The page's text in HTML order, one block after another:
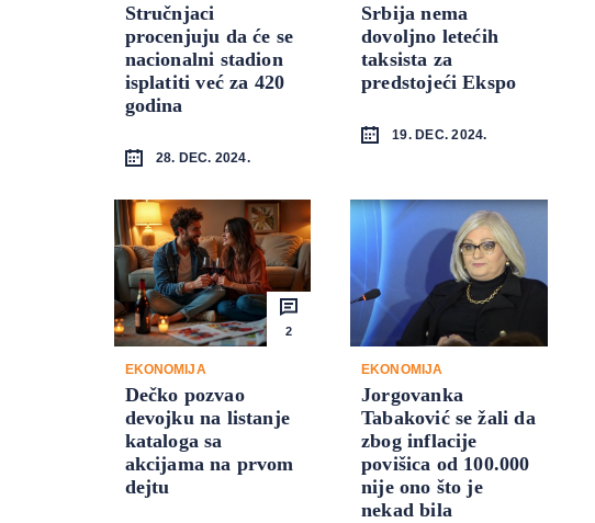
Stručnjaci
procenjuju da će se
nacionalni stadion
isplatiti već za 420
godina
28. DEC. 2024.
Srbija nema
dovoljno letećih
taksista za
predstojeći Ekspo
19. DEC. 2024.
2
EKONOMIJA
Dečko pozvao
devojku na listanje
kataloga sa
akcijama na prvom
dejtu
EKONOMIJA
Jorgovanka
Tabaković se žali da
zbog inflacije
povišica od 100.000
nije ono što je
nekad bila